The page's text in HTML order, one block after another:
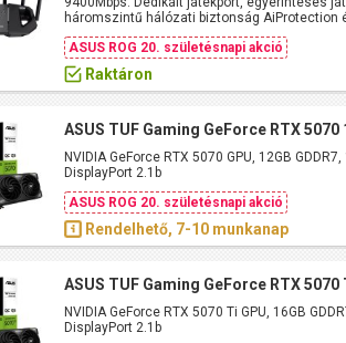
háromszintű hálózati biztonság AiProtection
ASUS ROG 20. születésnapi akció
Raktáron
ASUS TUF Gaming GeForce RTX 5070
NVIDIA GeForce RTX 5070 GPU, 12GB
DisplayPort 2.1b
ASUS ROG 20. születésnapi akció
Rendelhető, 7-10 munkanap
ASUS TUF Gaming GeForce RTX 5070
NVIDIA GeForce RTX 5070 Ti GPU, 16GB
DisplayPort 2.1b